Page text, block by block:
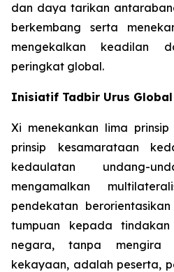
dan daya tarikan
berkembang serta
mengekalkan keadilan
peringkat global.
Inisiatif Tadbir Urus Global
Xi menekankan lima
prinsip kesamarataan
kedaulatan undang-
mengamalkan
pendekatan
tumpuan kepada
negara, tanpa mengira
kekayaan, adalah peserta,